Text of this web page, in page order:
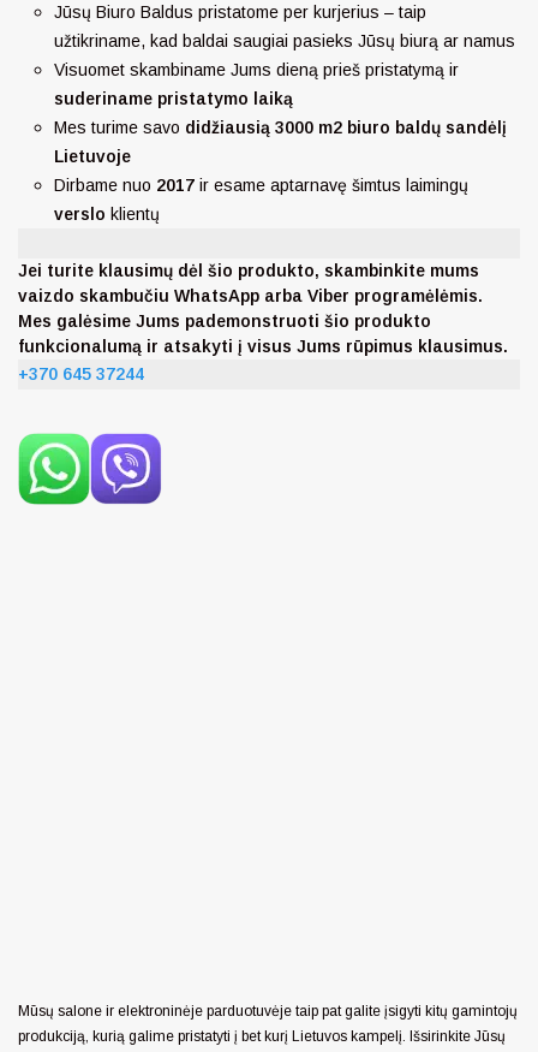
Jūsų Biuro Baldus pristatome per kurjerius – taip
užtikriname, kad baldai saugiai pasieks Jūsų biurą ar namus
Visuomet skambiname Jums dieną prieš pristatymą ir
suderiname pristatymo laiką
Mes turime savo didžiausią 3000 m2 biuro baldų sandėlį
Lietuvoje
Dirbame nuo 2017 ir esame aptarnavę šimtus laimingų
verslo klientų
Jei turite klausimų dėl šio produkto, skambinkite mums
vaizdo skambučiu WhatsApp arba Viber programėlėmis.
Mes galėsime Jums pademonstruoti šio produkto
funkcionalumą ir atsakyti į visus Jums rūpimus klausimus.
+370 645 37244
Mūsų salone ir elektroninėje parduotuvėje taip pat galite įsigyti kitų gamintojų
produkciją, kurią galime pristatyti į bet kurį Lietuvos kampelį. Išsirinkite Jūsų